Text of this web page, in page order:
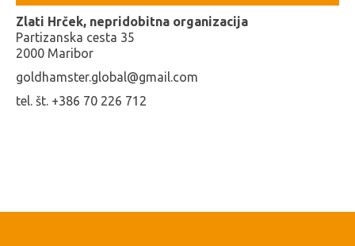
Zlati Hrček, nepridobitna organizacija
Partizanska cesta 35
2000 Maribor
goldhamster.global@gmail.com
tel. št. +386 70 226 712